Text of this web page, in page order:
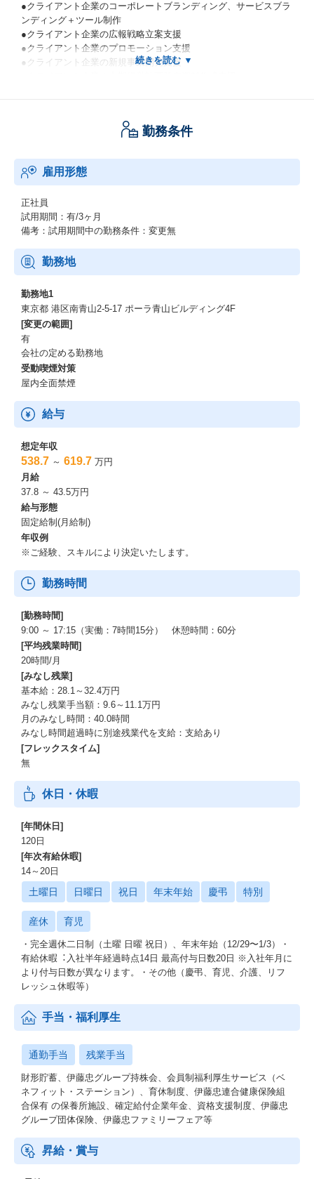
●クライアント企業のコーポレートブランディング、サービスブラ
ンディング＋ツール制作
●クライアント企業の広報戦略立案支援
●クライアント企業のプロモーション支援
●クライアント企業の新規事業開発支援
クリエイティブを一過性の施策で終わらせず、クライアントのビ
現場の商流や顧客接点を正しく理解した上で、事業の仕組みその
ものを支えるクリエイティブを追求。
単なる「表現」の提供ではなく、現場での運用や収益への貢献と
いった「実効性」までを視野に入れてプロジェクトを推進しま
す。
クライアントの良きパートナーとして伴走し、ビジネスが動くプ
ロセスに直接関与することで、プロデューサーとしての確かな手
応えを実感できる環境です。
②ビジネス・テクニカル・クリエイティブの３つの領域をかけあ
わせた支援
ビジネス・テクニカル・クリエイティブ。これら3領域のスペシャ
リストが同じフロアに共存し、日常的に越境し合う環境です。
自身の専門領域を起点にしながらも、異能なチームと有機的に交
わることで、単独では到達し得なかった高次なソリューションを
創出。
職種の垣根を越えたオーケストレーションを通じて、プロフェッ
ショナルとしての市場価値を多角的に高めることが可能です。
③クライアントの未来を定義するパートナーへ
私たちのスタンスは、単なる外部ベンダーではありません。商社
のDNAを背景とした高い当事者意識を持ち、
クライアントの懐に深く入り込む伴走体制を重視しています。顧
客の「言われたものを作る」のではなく、
対話を通じて「真に実行すべきこと」を最上流から共に定義す
る。中長期的な信頼関係に基づき、クライアントの変革を内側か
らドライブしていく醍醐味があります。
勤務条件
雇用形態
正社員
試用期間：有/3ヶ月
備考：試用期間中の勤務条件：変更無
勤務地
勤務地1
東京都 港区南青山2-5-17 ポーラ青山ビルディング4F
[変更の範囲]
有
会社の定める勤務地
受動喫煙対策
屋内全面禁煙
給与
想定年収
538.7 ～ 619.7 万円
月給
37.8 ～ 43.5万円
給与形態
固定給制(月給制)
年収例
※ご経験、スキルにより決定いたします。
勤務時間
[勤務時間]
9:00 ～ 17:15（実働：7時間15分） 休憩時間：60分
[平均残業時間]
20時間/月
[みなし残業]
基本給：28.1～32.4万円
みなし残業手当額：9.6～11.1万円
月のみなし時間：40.0時間
みなし時間超過時に別途残業代を支給：支給あり
[フレックスタイム]
無
休日・休暇
[年間休日]
120日
[年次有給休暇]
14～20日
土曜日 日曜日 祝日 年末年始 慶弔 特別
産休 育児
・完全週休⼆⽇制（⼟曜 ⽇曜 祝⽇）、年末年始（12/29〜1/3）・
有給休暇︓⼊社半年経過時点14⽇ 最⾼付与⽇数20⽇ ※⼊社年⽉に
より付与⽇数が異なります。・その他（慶弔、育児、介護、リフ
レッシュ休暇等）
手当・福利厚生
通勤手当 残業手当
財形貯蓄、伊藤忠グループ持株会、会員制福利厚⽣サービス（ベ
ネフィット・ステーション）、育休制度、伊藤忠連合健康保険組
合保有 の保養所施設、確定給付企業年⾦、資格⽀援制度、伊藤忠
グループ団体保険、伊藤忠ファミリーフェア等
昇給・賞与